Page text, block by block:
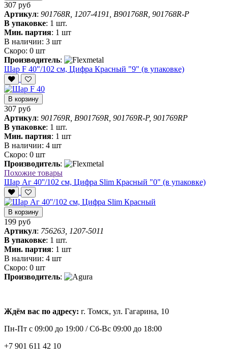
307 руб
Артикул: 901768R, 1207-4191, B901768R, 901768R-P
В упаковке: 1 шт.
Мин. партия: 1 шт
В наличии: 3 шт
Скоро: 0 шт
Производитель:
Шар F 40"/102 см, Цифра Красный "9" (в упаковке)
В корзину
307 руб
Артикул: 901769R, B901769R, 901769R-P, 901769RP
В упаковке: 1 шт.
Мин. партия: 1 шт
В наличии: 4 шт
Скоро: 0 шт
Производитель:
Похожие товары
Шар Аг 40''/102 см, Цифра Slim Красный "0" (в упаковке)
В корзину
199 руб
Артикул: 756263, 1207-5011
В упаковке: 1 шт.
Мин. партия: 1 шт
В наличии: 4 шт
Скоро: 0 шт
Производитель:
Ждём вас по адресу: г. Томск, ул. Гагарина, 10
Пн-Пт с 09:00 до 19:00 /Сб-Вс 09:00 до 18:00
+7 901 611 42 10